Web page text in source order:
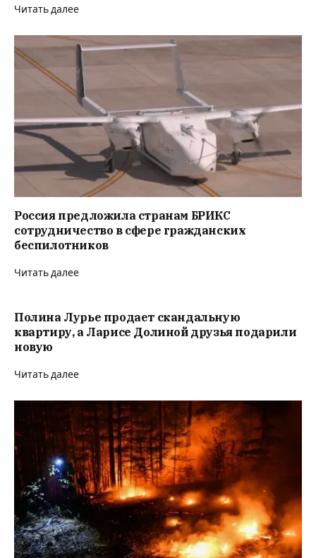
Читать далее
Россия предложила странам БРИКС
сотрудничество в сфере гражданских
беспилотников
Читать далее
Полина Лурье продает скандальную
квартиру, а Ларисе Долиной друзья подарили
новую
Читать далее